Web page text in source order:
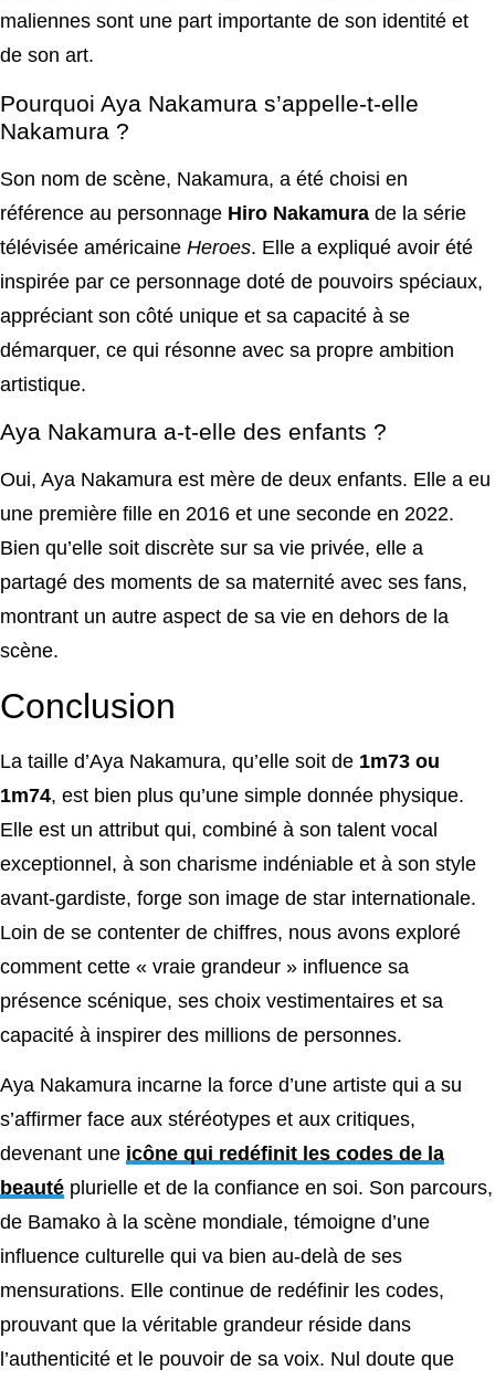
maliennes sont une part importante de son identité et
de son art.
Pourquoi Aya Nakamura s’appelle-t-elle
Nakamura ?
Son nom de scène, Nakamura, a été choisi en
référence au personnage Hiro Nakamura de la série
télévisée américaine Heroes. Elle a expliqué avoir été
inspirée par ce personnage doté de pouvoirs spéciaux,
appréciant son côté unique et sa capacité à se
démarquer, ce qui résonne avec sa propre ambition
artistique.
Aya Nakamura a-t-elle des enfants ?
Oui, Aya Nakamura est mère de deux enfants. Elle a eu
une première fille en 2016 et une seconde en 2022.
Bien qu’elle soit discrète sur sa vie privée, elle a
partagé des moments de sa maternité avec ses fans,
montrant un autre aspect de sa vie en dehors de la
scène.
Conclusion
La taille d’Aya Nakamura, qu’elle soit de 1m73 ou
1m74, est bien plus qu’une simple donnée physique.
Elle est un attribut qui, combiné à son talent vocal
exceptionnel, à son charisme indéniable et à son style
avant-gardiste, forge son image de star internationale.
Loin de se contenter de chiffres, nous avons exploré
comment cette « vraie grandeur » influence sa
présence scénique, ses choix vestimentaires et sa
capacité à inspirer des millions de personnes.
Aya Nakamura incarne la force d’une artiste qui a su
s’affirmer face aux stéréotypes et aux critiques,
devenant une icône qui redéfinit les codes de la
beauté plurielle et de la confiance en soi. Son parcours,
de Bamako à la scène mondiale, témoigne d’une
influence culturelle qui va bien au-delà de ses
mensurations. Elle continue de redéfinir les codes,
prouvant que la véritable grandeur réside dans
l’authenticité et le pouvoir de sa voix. Nul doute que